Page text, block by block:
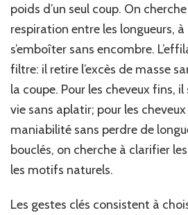
poids d’un seul coup. On
respiration entre les longueurs, à
s’emboîter sans encombre.
filtre: il retire l’excès de masse
la coupe. Pour les cheveux fins, il
vie sans aplatir; pour les
maniabilité sans perdre de
bouclés, on cherche à clarifier
les motifs naturels.
Les gestes clés consistent à